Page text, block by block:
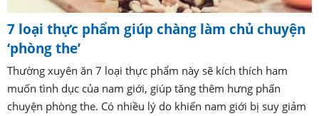
7 loại thực phẩm giúp chàng làm chủ chuyện
‘phòng the’
Thường xuyên ăn 7 loại thực phẩm này sẽ kích thích ham
muốn tình dục của nam giới, giúp tăng thêm hưng phấn
chuyện phòng the. Có nhiều lý do khiến nam giới bị suy giảm